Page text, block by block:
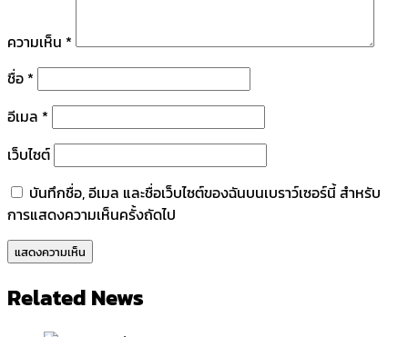
ความเห็น *
ชื่อ *
อีเมล *
เว็บไซต์
บันทึกชื่อ, อีเมล และชื่อเว็บไซต์ของฉันบนเบราว์เซอร์นี้ สำหรับ
การแสดงความเห็นครั้งถัดไป
Related News